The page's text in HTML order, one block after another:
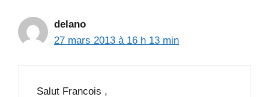
delano
27 mars 2013 à 16 h 13 min
Salut Francois ,